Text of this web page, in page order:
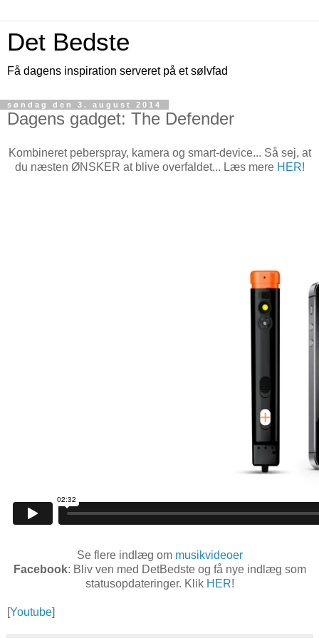
Det Bedste
Få dagens inspiration serveret på et sølvfad
søndag den 3. august 2014
Dagens gadget: The Defender
Kombineret peberspray, kamera og smart-device... Så sej, at
du næsten ØNSKER at blive overfaldet... Læs mere HER!
Se flere indlæg om musikvideoer
Facebook: Bliv ven med DetBedste og få nye indlæg som
statusopdateringer. Klik HER!
[Youtube]